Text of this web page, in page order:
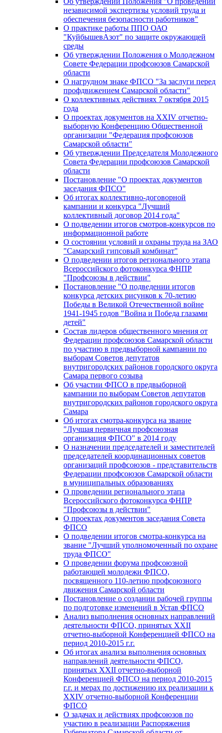
независимой экспертизы условий труда и
обеспечения безопасности работников"
О практике работы ППО ОАО
"КуйбышевАзот" по защите окружающей
среды
Об утверждении Положения о Молодежном
Совете Федерации профсоюзов Самарской
области
О нагрудном знаке ФПСО "За заслуги перед
профдвижением Самарской области"
О коллективных действиях 7 октября 2015
года
О проектах документов на XXIV отчетно-
выборную Конференцию Общественной
организации "Федерация профсоюзов
Самарской области"
Об утверждении Председателя Молодежного
Совета Федерации профсоюзов Самарской
области
Постановление "О проектах документов
заседания ФПСО"
Об итогах коллективно-договорной
кампании и конкурса "Лучший
коллективный договор 2014 года"
О подведении итогов смотров-конкурсов по
информационной работе
О состоянии условий и охраны труда на ЗАО
"Самарский гипсовый комбинат"
О подведении итогов регионального этапа
Всероссийского фотоконкурса ФНПР
"Профсоюзы в действии"
Постановление "О подведении итогов
конкурса детских рисунков к 70-летию
Победы в Великой Отечественной войне
1941-1945 годов "Война и Победа глазами
детей"
Состав лидеров общественного мнения от
Федерации профсоюзов Самарской области
по участию в предвыборной кампании по
выборам Советов депутатов
внутригородских районов городского округа
Самара первого созыва
Об участии ФПСО в предвыборной
кампании по выборам Советов депутатов
внутригородских районов городского округа
Самара
Об итогах смотра-конкурса на звание
"Лучшая первичная профсоюзная
организация ФПСО" в 2014 году
О назначении председателей и заместителей
председателей координационных советов
организаций профсоюзов - представительств
Федерации профсоюзов Самарской области
в муниципальных образованиях
О проведении регионального этапа
Всероссийского фотоконкурса ФНПР
"Профсоюзы в действии"
О проектах документов заседания Совета
ФПСО
О подведении итогов смотра-конкурса на
звание "Лучший уполномоченный по охране
труда ФПСО"
О проведении форума профсоюзной
работающей молодежи ФПСО,
посвященного 110-летию профсоюзного
движения Самарской области
Постановление о создании рабочей группы
по подготовке изменений в Устав ФПСО
Анализ выполнения основных направлений
деятельности ФПСО, принятых XXII
отчетно-выборной Конференцией ФПСО на
период 2010-2015 г.г.
Об итогах анализа выполнения основных
направлений деятельности ФПСО,
принятых XXII отчетно-выборной
Конференцией ФПСО на период 2010-2015
г.г. и мерах по достижению их реализации к
XXIV отчетно-выборной Конференции
ФПСО
О задачах и действиях профсоюзов по
участию в реализации Распоряжения